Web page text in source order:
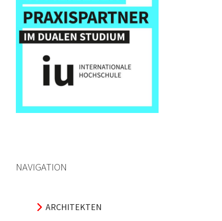
NAVIGATION
ARCHITEKTEN